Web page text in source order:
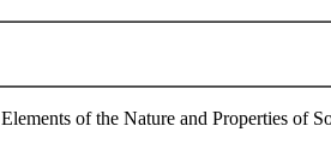
Elements of the Nature and Properties of